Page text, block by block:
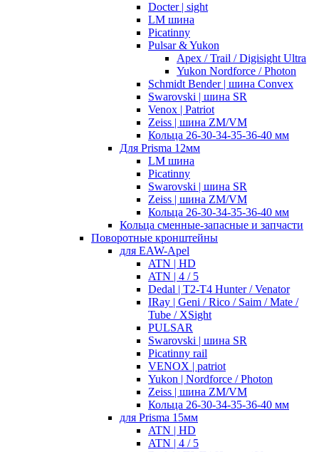
Docter | sight
LM шина
Picatinny
Pulsar & Yukon
Apex / Trail / Digisight Ultra
Yukon Nordforce / Photon
Schmidt Bender | шина Convex
Swarovski | шина SR
Venox | Patriot
Zeiss | шина ZM/VM
Кольца 26-30-34-35-36-40 мм
Для Prisma 12мм
LM шина
Picatinny
Swarovski | шина SR
Zeiss | шина ZM/VM
Кольца 26-30-34-35-36-40 мм
Кольца сменные-запасные и запчасти
Поворотные кронштейны
для EAW-Apel
ATN | HD
ATN | 4 / 5
Dedal | T2-T4 Hunter / Venator
IRay | Geni / Rico / Saim / Mate /
Tube / XSight
PULSAR
Swarovski | шина SR
Picatinny rail
VENOX | patriot
Yukon | Nordforce / Photon
Zeiss | шина ZM/VM
Кольца 26-30-34-35-36-40 мм
для Prisma 15мм
ATN | HD
ATN | 4 / 5